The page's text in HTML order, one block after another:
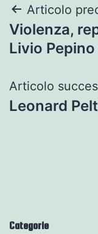
articoli
Articolo
Violenza,
Livio Pepino
Articolo
Leonard
Categorie